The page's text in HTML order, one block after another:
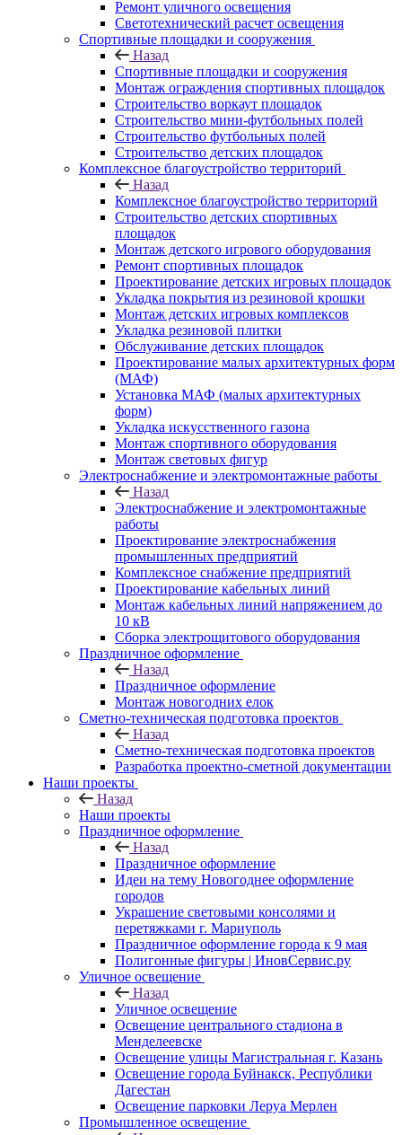
Ремонт уличного освещения
Светотехнический расчет освещения
Спортивные площадки и сооружения
Назад
Спортивные площадки и сооружения
Монтаж ограждения спортивных площадок
Строительство воркаут площадок
Строительство мини-футбольных полей
Строительство футбольных полей
Строительство детских площадок
Комплексное благоустройство территорий
Назад
Комплексное благоустройство территорий
Строительство детских спортивных
площадок
Монтаж детского игрового оборудования
Ремонт спортивных площадок
Проектирование детских игровых площадок
Укладка покрытия из резиновой крошки
Монтаж детских игровых комплексов
Укладка резиновой плитки
Обслуживание детских площадок
Проектирование малых архитектурных форм
(МАФ)
Установка МАФ (малых архитектурных
форм)
Укладка искусственного газона
Монтаж спортивного оборудования
Монтаж световых фигур
Электроснабжение и электромонтажные работы
Назад
Электроснабжение и электромонтажные
работы
Проектирование электроснабжения
промышленных предприятий
Комплексное снабжение предприятий
Проектирование кабельных линий
Монтаж кабельных линий напряжением до
10 кВ
Сборка электрощитового оборудования
Праздничное оформление
Назад
Праздничное оформление
Монтаж новогодних елок
Сметно-техническая подготовка проектов
Назад
Сметно-техническая подготовка проектов
Разработка проектно-сметной документации
Наши проекты
Назад
Наши проекты
Праздничное оформление
Назад
Праздничное оформление
Идеи на тему Новогоднее оформление
городов
Украшение световыми консолями и
перетяжками г. Мариуполь
Праздничное оформление города к 9 мая
Полигонные фигуры | ИновСервис.ру
Уличное освещение
Назад
Уличное освещение
Освещение центрального стадиона в
Менделеевске
Освещение улицы Магистральная г. Казань
Освещение города Буйнакск, Республики
Дагестан
Освещение парковки Леруа Мерлен
Промышленное освещение